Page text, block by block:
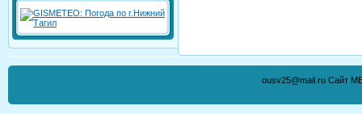
ousv25@mail.ru Сайт